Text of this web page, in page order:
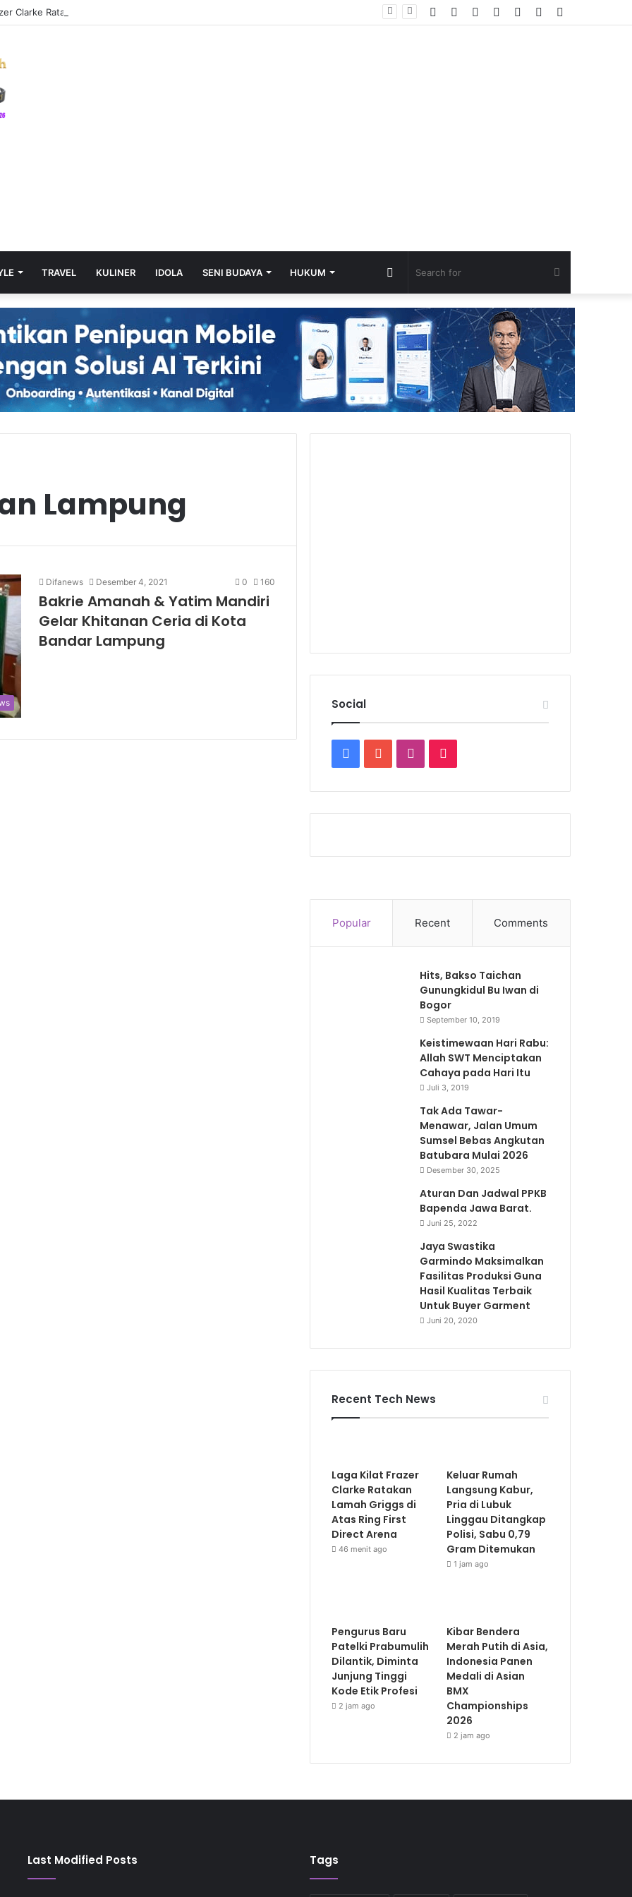
Clarke Ratakan Lamah Griggs di Atas Ring First Direct Arena
Random
Log
TikTok
Instagram
YouTube
Facebook
TRAVEL KULINER IDOLA SENI BUDAYA HUKUM Search
for
Random
Article
Lampung
Difanews Desember 4, 2021 0 160
Bakrie Amanah & Yatim Mandiri
Gelar Khitanan Ceria di Kota
Bandar Lampung
Social
FacebookYouTubeInstagram
Popular Recent Comments
Hits, Bakso Taichan
Gunungkidul Bu Iwan di
Bogor
September 10, 2019
Keistimewaan Hari Rabu:
Allah SWT Menciptakan
Cahaya pada Hari Itu
Juli 3, 2019
Tak Ada Tawar-
Menawar, Jalan Umum
Sumsel Bebas Angkutan
Batubara Mulai 2026
Desember 30, 2025
Aturan Dan Jadwal PPKB
Bapenda Jawa Barat.
Juni 25, 2022
Jaya Swastika
Garmindo Maksimalkan
Fasilitas Produksi Guna
Hasil Kualitas Terbaik
Untuk Buyer Garment
Juni 20, 2020
Recent Tech News
Laga Kilat Frazer
Clarke Ratakan
Lamah Griggs di
Atas Ring First
Direct Arena
46 menit ago
Keluar Rumah
Langsung Kabur,
Pria di Lubuk
Linggau Ditangkap
Polisi, Sabu 0,79
Gram Ditemukan
1 jam ago
Pengurus Baru
Patelki Prabumulih
Dilantik, Diminta
Junjung Tinggi
Kode Etik Profesi
2 jam ago
Kibar Bendera
Merah Putih di Asia,
Indonesia Panen
Medali di Asian
BMX
Championships
2026
2 jam ago
Last Modified Posts Tags